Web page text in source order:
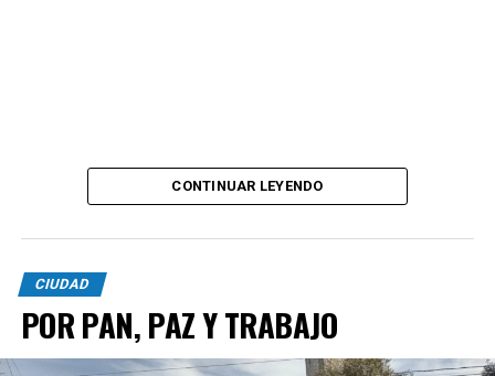
CONTINUAR LEYENDO
CIUDAD
POR PAN, PAZ Y TRABAJO